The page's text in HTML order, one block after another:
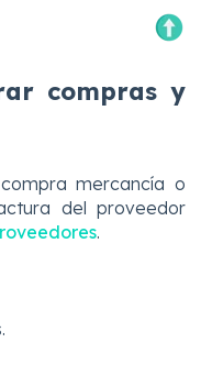
compras y
mercancía o
del proveedor
.